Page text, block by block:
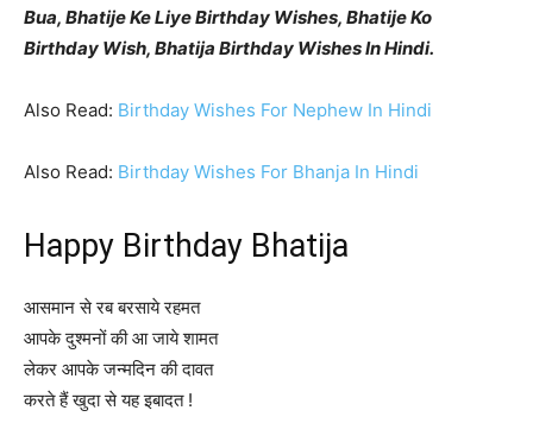
Bua, Bhatije Ke Liye Birthday Wishes, Bhatije Ko
Birthday Wish, Bhatija Birthday Wishes In Hindi.
Also Read: Birthday Wishes For Nephew In Hindi
Also Read: Birthday Wishes For Bhanja In Hindi
Happy Birthday Bhatija
आसमान से रब बरसाये रहमत
आपके दुश्मनों की आ जाये शामत
लेकर आपके जन्मदिन की दावत
करते हैं खुदा से यह इबादत !